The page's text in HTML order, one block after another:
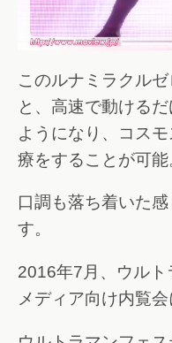
このルナミラクル
と、高速で動ける
ようになり、コス
療をすることが可能
口調も落ち着いた
す。
2016年7月、ウル
メディア向け内覧会